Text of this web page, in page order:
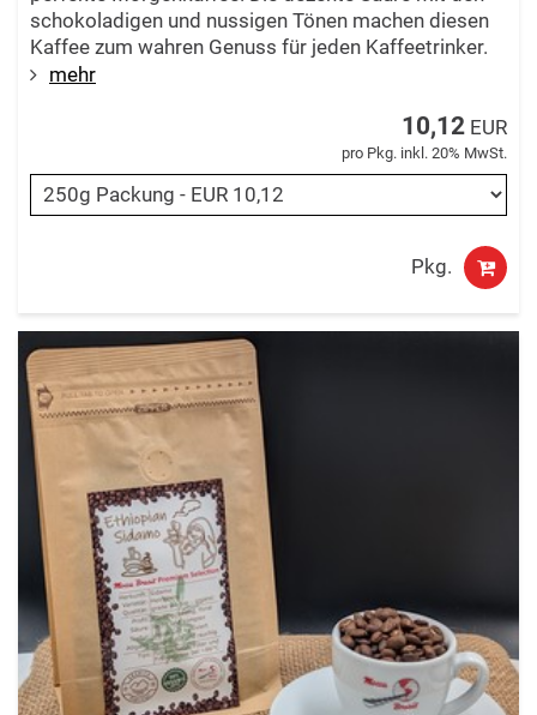
schokoladigen und nussigen Tönen machen diesen
Kaffee zum wahren Genuss für jeden Kaffeetrinker.
mehr
10,12 EUR
pro Pkg. inkl. 20% MwSt.
Pkg.